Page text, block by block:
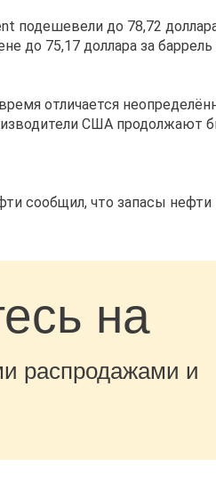
до 78,72
до 75,17 доллара за
отличается
США
сообщил, что запасы
на
распродажами и